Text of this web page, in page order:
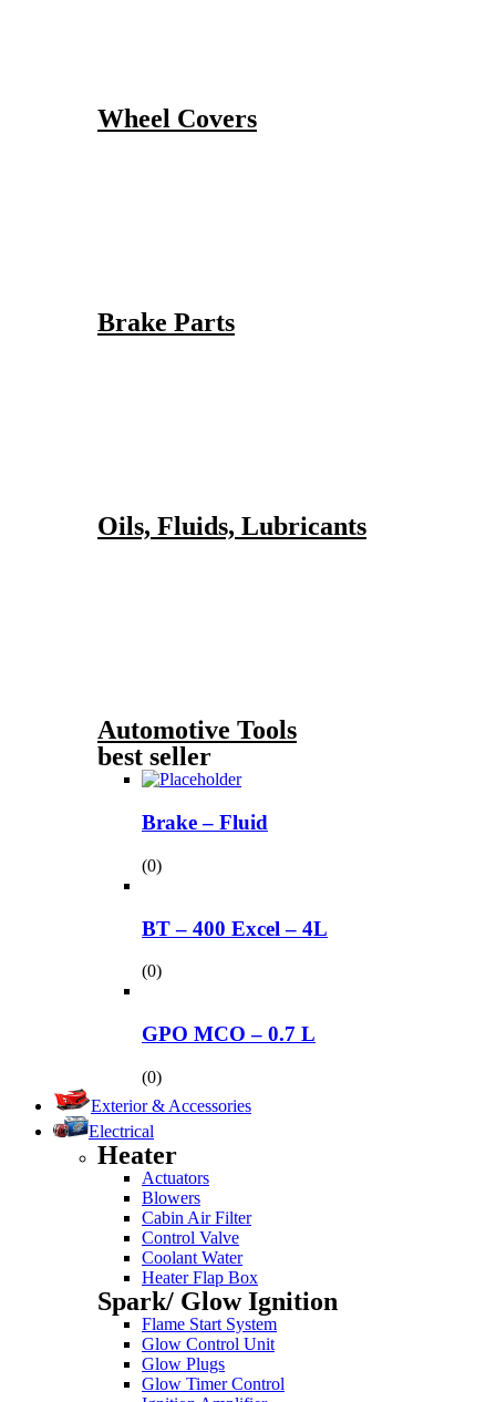
Wheel Covers
Brake Parts
Oils, Fluids, Lubricants
Automotive Tools
best seller
Brake – Fluid
(0)
BT – 400 Excel – 4L
(0)
GPO MCO – 0.7 L
(0)
Exterior & Accessories
Electrical
Heater
Actuators
Blowers
Cabin Air Filter
Control Valve
Coolant Water
Heater Flap Box
Spark/ Glow Ignition
Flame Start System
Glow Control Unit
Glow Plugs
Glow Timer Control